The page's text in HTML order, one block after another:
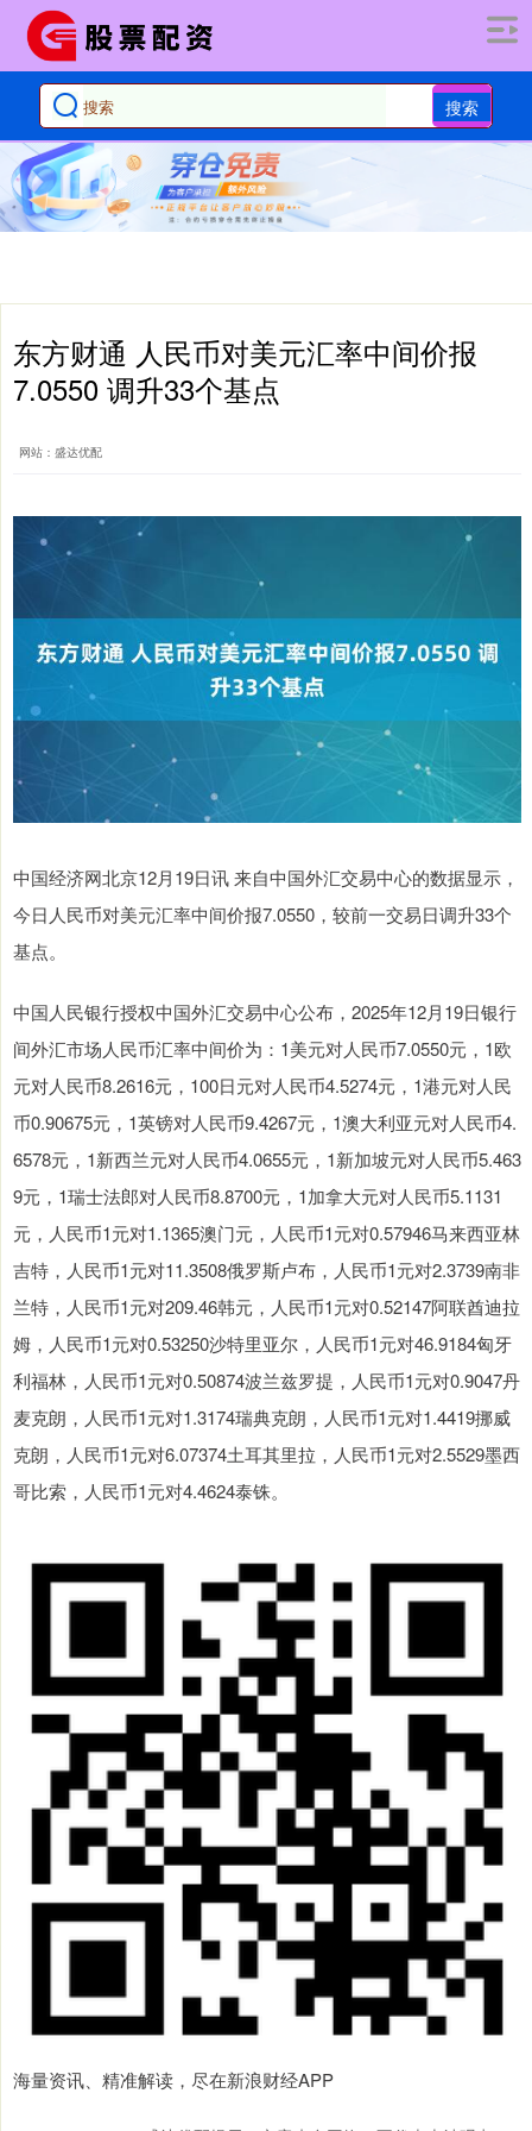
搜索
东方财通 人民币对美元汇率中间价报
7.0550 调升33个基点
网站：盛达优配
中国经济网北京12月19日讯 来自中国外汇交易中心的数据显示，
今日人民币对美元汇率中间价报7.0550，较前一交易日调升33个
基点。
中国人民银行授权中国外汇交易中心公布，2025年12月19日银行
间外汇市场人民币汇率中间价为：1美元对人民币7.0550元，1欧
元对人民币8.2616元，100日元对人民币4.5274元，1港元对人民
币0.90675元，1英镑对人民币9.4267元，1澳大利亚元对人民币4.
6578元，1新西兰元对人民币4.0655元，1新加坡元对人民币5.463
9元，1瑞士法郎对人民币8.8700元，1加拿大元对人民币5.1131
元，人民币1元对1.1365澳门元，人民币1元对0.57946马来西亚林
吉特，人民币1元对11.3508俄罗斯卢布，人民币1元对2.3739南非
兰特，人民币1元对209.46韩元，人民币1元对0.52147阿联酋迪拉
姆，人民币1元对0.53250沙特里亚尔，人民币1元对46.9184匈牙
利福林，人民币1元对0.50874波兰兹罗提，人民币1元对0.9047丹
麦克朗，人民币1元对1.3174瑞典克朗，人民币1元对1.4419挪威
克朗，人民币1元对6.07374土耳其里拉，人民币1元对2.5529墨西
哥比索，人民币1元对4.4624泰铢。
海量资讯、精准解读，尽在新浪财经APP